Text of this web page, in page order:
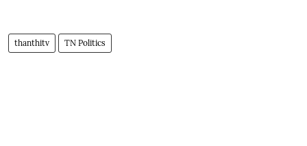
thanthitv TN Politics